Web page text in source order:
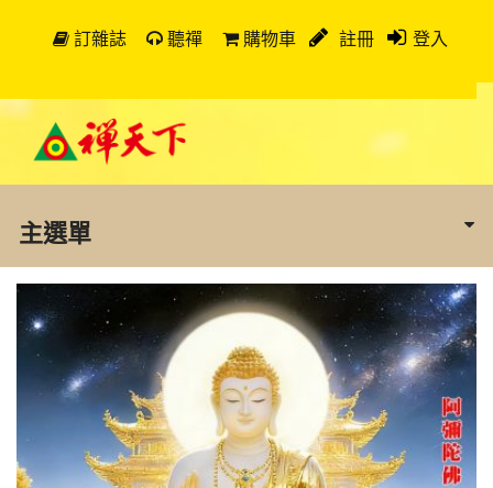
訂雜誌 聽禪 購物車 註冊 登入
主選單